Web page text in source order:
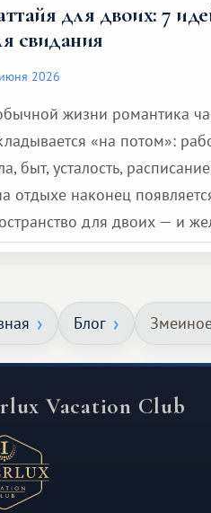
для двоих: 7
свидания
2026
жизни романтика
«на потом»:
быт, усталость,
отдыхе наконец
для двоих — и
для близкого человека
но тёплое
:)
Блог
Vacation Club